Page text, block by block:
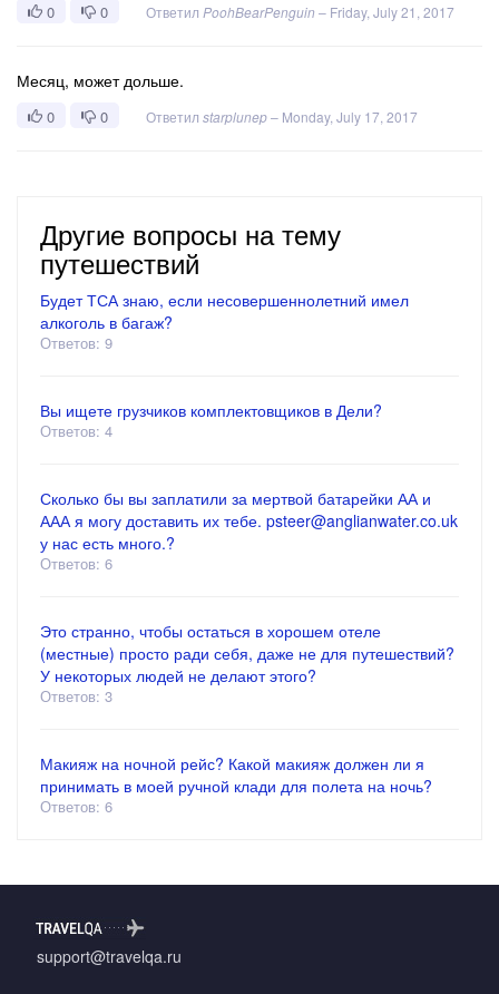
0 0 Ответил PoohBearPenguin – Friday, July 21, 2017
Месяц, может дольше.
0 0 Ответил starplunep– Monday, July 17, 2017
Другие вопросы на тему
путешествий
Будет ТСА знаю, если несовершеннолетний имел
алкоголь в багаж?
Ответов: 9
Вы ищете грузчиков комплектовщиков в Дели?
Ответов: 4
Сколько бы вы заплатили за мертвой батарейки АА и
ААА я могу доставить их тебе. psteer@anglianwater.co.uk
у нас есть много.?
Ответов: 6
Это странно, чтобы остаться в хорошем отеле
(местные) просто ради себя, даже не для путешествий?
У некоторых людей не делают этого?
Ответов: 3
Макияж на ночной рейс? Какой макияж должен ли я
принимать в моей ручной клади для полета на ночь?
Ответов: 6
support@travelqa.ru